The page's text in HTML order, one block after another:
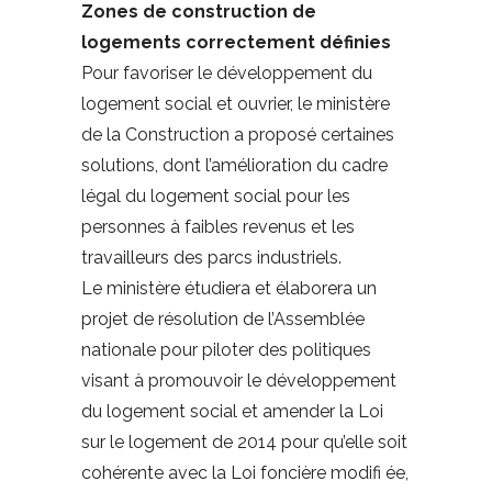
Zones de construction de
logements correctement définies
Pour favoriser le développement du
logement social et ouvrier, le ministère
de la Construction a proposé certaines
solutions, dont l’amélioration du cadre
légal du logement social pour les
personnes à faibles revenus et les
travailleurs des parcs industriels.
Le ministère étudiera et élaborera un
projet de résolution de l’Assemblée
nationale pour piloter des politiques
visant à promouvoir le développement
du logement social et amender la Loi
sur le logement de 2014 pour qu’elle soit
cohérente avec la Loi foncière modifi ée,